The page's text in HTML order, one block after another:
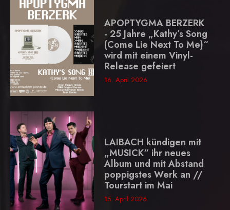
APOPTYGMA BERZERK
- 25 Jahre „Kathy’s Song
(Come Lie Next To Me)“
wird mit einem Vinyl-
Release gefeiert
16. April 2026
LAIBACH kündigen mit
„MUSICK“ ihr neues
Album und mit Abstand
poppigstes Werk an //
Tourstart im Mai
15. April 2026